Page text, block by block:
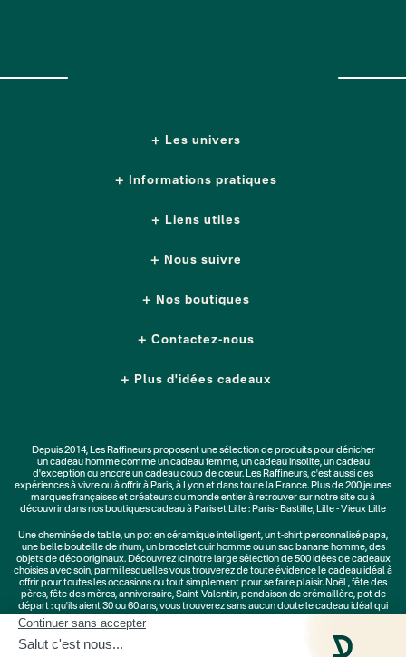
Les univers
Informations pratiques
Liens utiles
Nous suivre
Nos boutiques
Contactez-nous
Plus d'idées cadeaux
Depuis 2014, Les Raffineurs proposent une sélection de produits pour dénicher
uncadeau hommecomme un cadeau femme, uncadeau insolite, uncadeau
d'exceptionou encore un cadeau coup de cœur. Les Raffineurs, c'est aussi des
expériences à vivreou à offrir à Paris, à Lyon et dans toute la France. Plus de200 jeunes
marquesfrançaises et créateurs du monde entier à retrouver sur notre site ou à
découvrir dans nos boutiques cadeau à Paris et Lille : Paris - Bastille, Lille - Vieux Lille
Unecheminée de table, unpot en céramique intelligent, unt-shirt personnalisé papa,
une belle bouteille de rhum, un bracelet cuir hommeou unsac banane homme, des
objets de déco originaux. Découvrez ici notre large sélection de500 idées de cadeaux
choisies avec soin, parmi lesquelles vous trouverez de toute évidence le cadeau idéal à
offrir pour toutes les occasions ou tout simplement pour se faire plaisir. Noël,fête des
pères,fête des mères,anniversaire,Saint-Valentin,pendaison de crémaillère, pot de
départ : qu'ils aient 30 ou 60 ans, vous trouverez sans aucun doute le cadeau idéal qui
Cadeaux Saint-Valentin Cadeaux Fête des Mères